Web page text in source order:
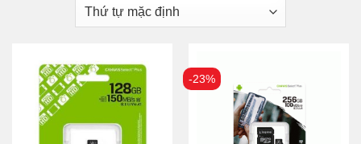
-23%